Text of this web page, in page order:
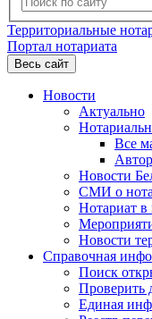
Территориальные
Портал нотариата
Весь сайт
Новости
Актуально
Все
Новости
СМИ о
Нотариат в
Новости
Справочная
Поиск
Проверить
Единая